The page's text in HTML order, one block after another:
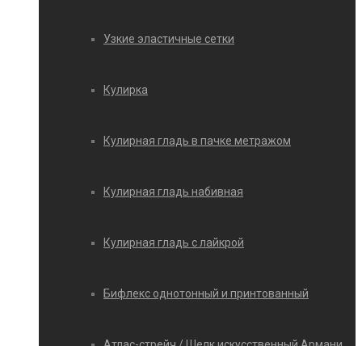
Узкие эластичные сетки
Кулирка
Кулирная гладь в пачке метражом
Кулирная гладь набивная
Кулирная гладь с лайкрой
Бифлекс однотонный и принтованный